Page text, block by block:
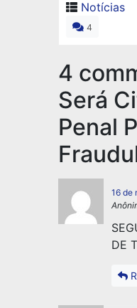
Notícias
4
4
Será
Penal
16 de
DE